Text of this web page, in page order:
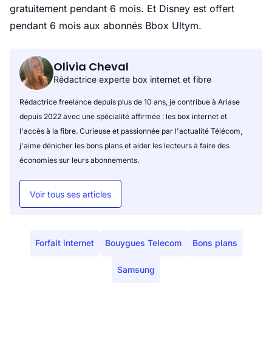
gratuitement pendant 6 mois. Et Disney est offert
pendant 6 mois aux abonnés Bbox Ultym.
Olivia Cheval
Rédactrice experte box internet et fibre
Rédactrice freelance depuis plus de 10 ans, je contribue à Ariase
depuis 2022 avec une spécialité affirmée : les box internet et
l'accès à la fibre. Curieuse et passionnée par l'actualité Télécom,
j'aime dénicher les bons plans et aider les lecteurs à faire des
économies sur leurs abonnements.
Voir tous ses articles
Forfait internet Bouygues Telecom Bons plans
Samsung